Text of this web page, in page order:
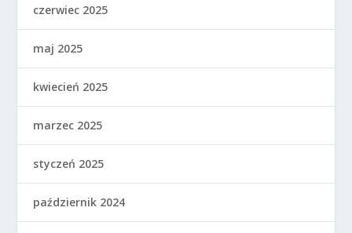
czerwiec 2025
maj 2025
kwiecień 2025
marzec 2025
styczeń 2025
październik 2024